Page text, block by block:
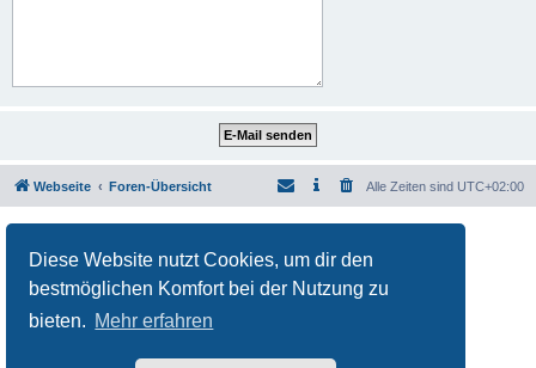
Diese Website nutzt Cookies, um dir den
bestmöglichen Komfort bei der Nutzung zu
bieten. Mehr erfahren
Webseite Foren-Übersicht Alle Zeiten sind UTC+02:00
Deutsche Übersetzung durchphpBB.de
Nutzungsbedingungen